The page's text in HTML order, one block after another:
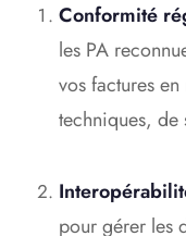
Conformité
les PA
vos factures
techniques, de
pour gérer les